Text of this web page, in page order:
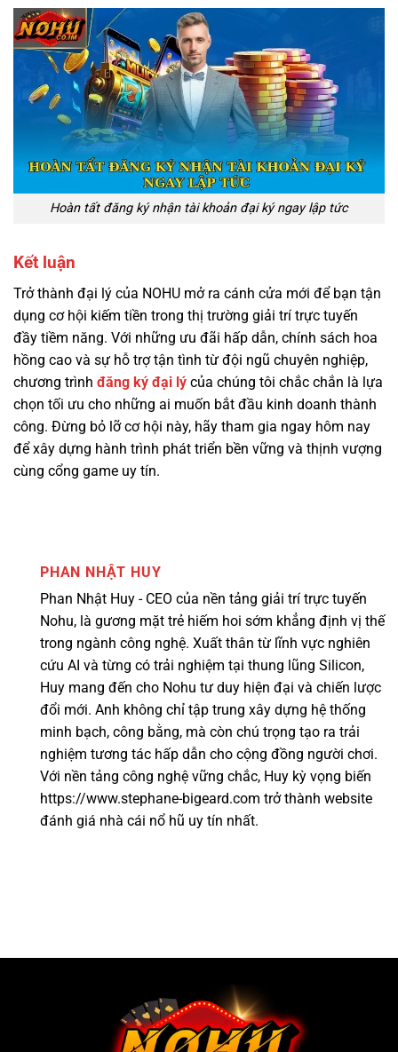
Hoàn tất đăng ký nhận tài khoản đại ký ngay lập tức
Kết luận
Trở thành đại lý của NOHU mở ra cánh cửa mới để bạn tận
dụng cơ hội kiếm tiền trong thị trường giải trí trực tuyến
đầy tiềm năng. Với những ưu đãi hấp dẫn, chính sách hoa
hồng cao và sự hỗ trợ tận tình từ đội ngũ chuyên nghiệp,
chương trình đăng ký đại lý của chúng tôi chắc chắn là lựa
chọn tối ưu cho những ai muốn bắt đầu kinh doanh thành
công. Đừng bỏ lỡ cơ hội này, hãy tham gia ngay hôm nay
để xây dựng hành trình phát triển bền vững và thịnh vượng
cùng cổng game uy tín.
PHAN NHẬT HUY
Phan Nhật Huy - CEO của nền tảng giải trí trực tuyến
Nohu, là gương mặt trẻ hiếm hoi sớm khẳng định vị thế
trong ngành công nghệ. Xuất thân từ lĩnh vực nghiên
cứu AI và từng có trải nghiệm tại thung lũng Silicon,
Huy mang đến cho Nohu tư duy hiện đại và chiến lược
đổi mới. Anh không chỉ tập trung xây dựng hệ thống
minh bạch, công bằng, mà còn chú trọng tạo ra trải
nghiệm tương tác hấp dẫn cho cộng đồng người chơi.
Với nền tảng công nghệ vững chắc, Huy kỳ vọng biến
https://www.stephane-bigeard.com trở thành website
đánh giá nhà cái nổ hũ uy tín nhất.